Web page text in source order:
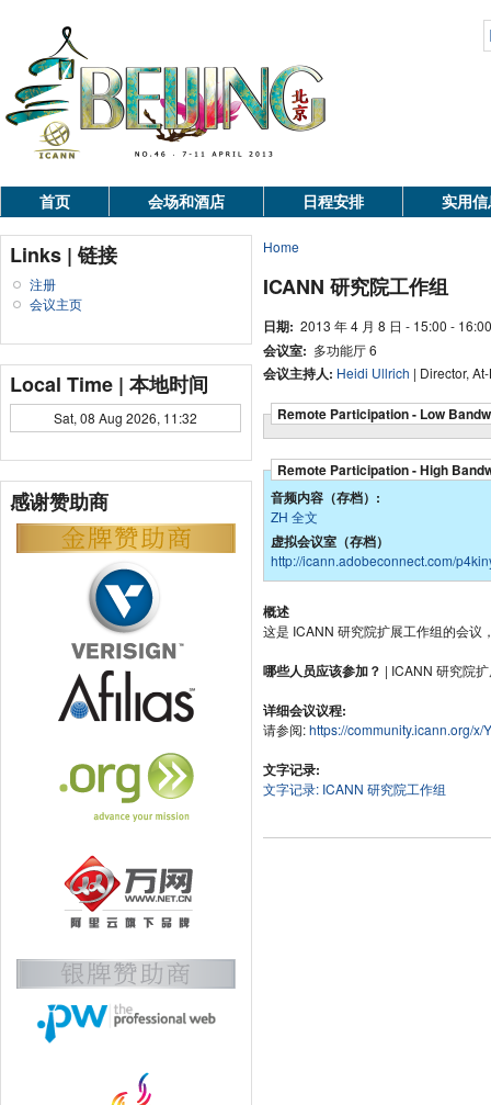
首页 会场和酒店 日程安排 实用
Links | 链接
注册
会议主页
Local Time | 本地时间
Sat, 08 Aug 2026, 11:32
感谢赞助商
Home
ICANN 研究院工作组
日期: 2013 年 4 月 8 日 - 15:00 - 16:00
会议室: 多功能厅 6
会议主持人: Heidi Ullrich | Director,
Remote Participation - Low
Remote Participation - High
音频内容（存档）:
ZH 全文
虚拟会议室（存档）
http://icann.adobeconnect.com/
概述
这是 ICANN 研究院扩展工作组的会议
哪些人员应该参加？ | ICANN 研究院
详细会议议程:
请参阅:https://community.icann.org/x/
文字记录:
文字记录: ICANN 研究院工作组